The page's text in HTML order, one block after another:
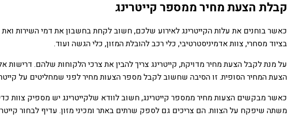
קבלת הצעת מחיר ממספר קייטרינג
כאשר בוחנים את עלות הקייטרינג לאירוע שלכם, חשוב לקחת בחשבון את דמי השירות ואת
בציוד מסחרי, צוות אדמיניסטרטיבי, כלי רכב להובלת המזון, כלי הגשה ועוד.
על מנת לקבל הצעת מחיר מדויקת, קייטרינג צריך להבין את צרכי הלקוחות שלהם.
הצעת המחיר הסופית. זו הסיבה שחשוב לקבל מספר הצעות מחיר לפני שמחליטים על
כאשר מבקשים הצעות מחיר ממספר קייטרינג, חשוב לוודא שלקייטרינג יש מספיק צוות
משתה שיפקח על הצוות. הם צריכים גם לספק שרתים באתר ומכיני מזון. עדיף לבחור